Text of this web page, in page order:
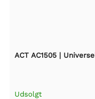
ACT AC1505 |
Udsolgt